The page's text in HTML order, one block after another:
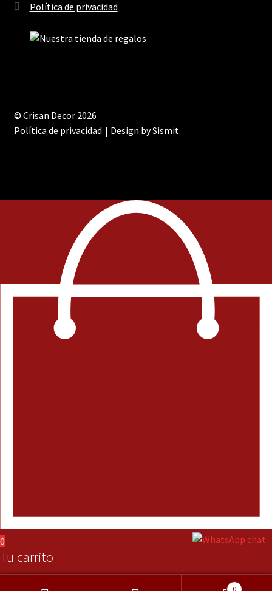
Política de privacidad
© Crisan Decor 2026
Política de privacidad
Design bySismit.
0
0
Tu carrito